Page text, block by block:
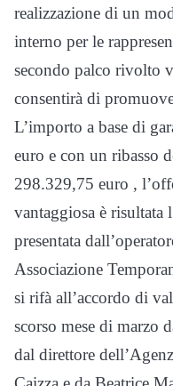
realizzazione di un
interno per le
secondo palco rivolto
consentirà di
L’importo a base di
euro e con un ribasso
298.329,75 euro ,
vantaggiosa è risultata
presentata
Associazione
si rifà all’accordo di
scorso mese di marzo
dal direttore